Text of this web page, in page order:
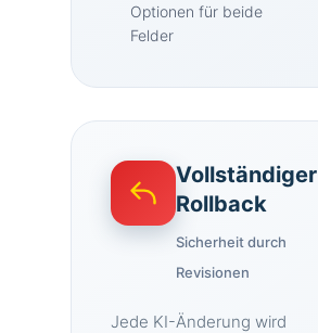
Optionen für beide
Felder
Vollständiger
Rollback
Sicherheit durch
Revisionen
Jede KI-Änderung wird